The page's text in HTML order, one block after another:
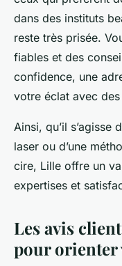
dans des instituts
reste très prisée.
fiables et des
confidence, une
votre éclat avec des
Ainsi, qu’il s’agisse
laser ou d’une
cire, Lille offre un
expertises et
Les avis
pour orienter